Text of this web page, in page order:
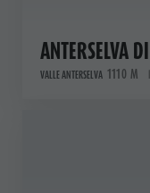
ANTERSELVA
VALLE ANTERSELVA 1110 M